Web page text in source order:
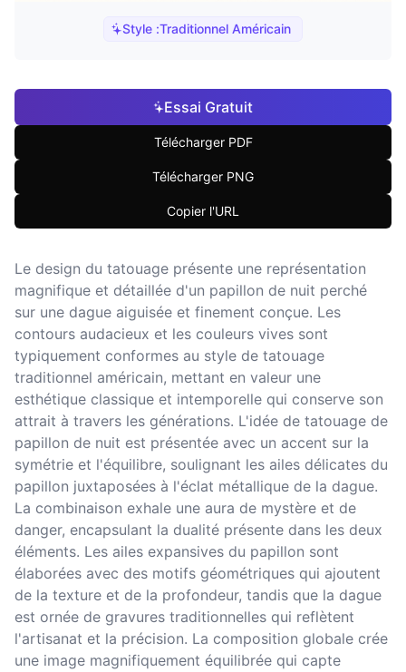
Style :Traditionnel Américain
Essai Gratuit
Télécharger PDF
Télécharger PNG
Copier l'URL
Le design du tatouage présente une représentation
magnifique et détaillée d'un papillon de nuit perché
sur une dague aiguisée et finement conçue. Les
contours audacieux et les couleurs vives sont
typiquement conformes au style de tatouage
traditionnel américain, mettant en valeur une
esthétique classique et intemporelle qui conserve son
attrait à travers les générations. L'idée de tatouage de
papillon de nuit est présentée avec un accent sur la
symétrie et l'équilibre, soulignant les ailes délicates du
papillon juxtaposées à l'éclat métallique de la dague.
La combinaison exhale une aura de mystère et de
danger, encapsulant la dualité présente dans les deux
éléments. Les ailes expansives du papillon sont
élaborées avec des motifs géométriques qui ajoutent
de la texture et de la profondeur, tandis que la dague
est ornée de gravures traditionnelles qui reflètent
l'artisanat et la précision. La composition globale crée
une image magnifiquement équilibrée qui capte